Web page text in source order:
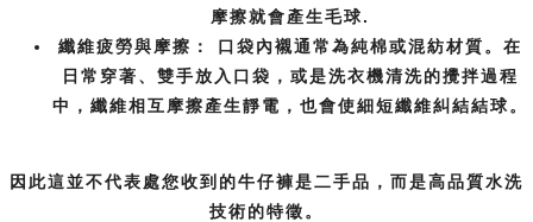
摩擦就會產生毛球.
纖維疲勞與摩擦：
口袋內襯通常為純棉或混紡材質。在
日常穿著、雙手放入口袋，或是洗衣機清洗的攪拌過程
中，纖維相互摩擦產生靜電，也會使細短纖維糾結結球。
因此這並不代表處您收到的牛仔褲是二手品，而是高品質水洗
技術的特徵。